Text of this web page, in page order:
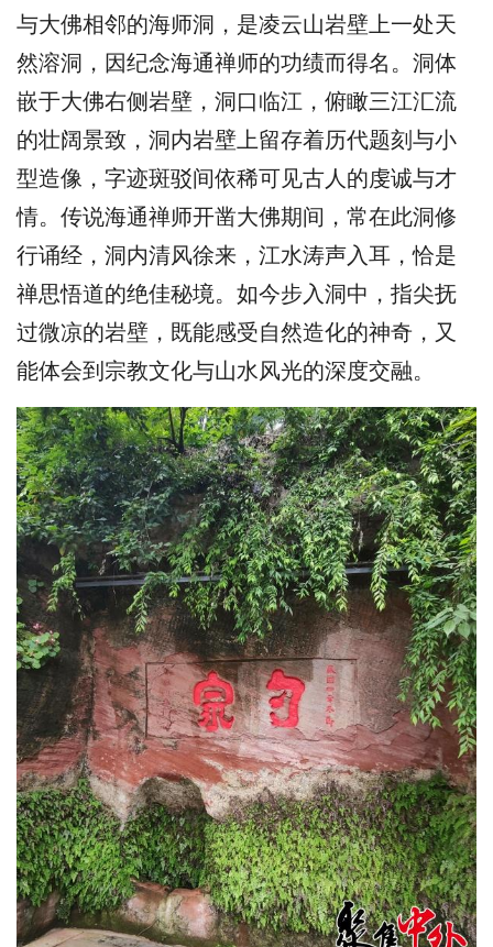
与大佛相邻的海师洞，是凌云山岩壁上一处天
然溶洞，因纪念海通禅师的功绩而得名。洞体
嵌于大佛右侧岩壁，洞口临江，俯瞰三江汇流
的壮阔景致，洞内岩壁上留存着历代题刻与小
型造像，字迹斑驳间依稀可见古人的虔诚与才
情。传说海通禅师开凿大佛期间，常在此洞修
行诵经，洞内清风徐来，江水涛声入耳，恰是
禅思悟道的绝佳秘境。如今步入洞中，指尖抚
过微凉的岩壁，既能感受自然造化的神奇，又
能体会到宗教文化与山水风光的深度交融。